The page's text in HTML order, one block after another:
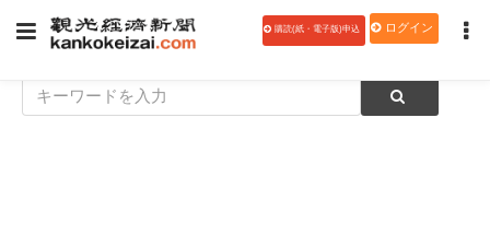
購読(紙・電子版)申込 ログイン